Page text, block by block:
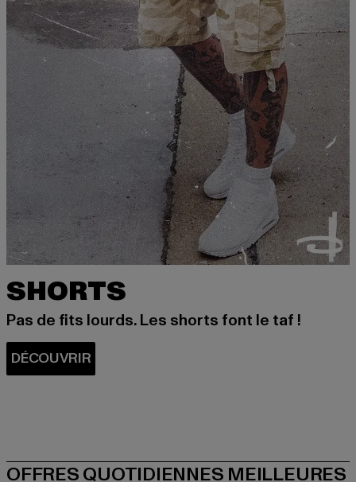
SHORTS
Pas de fits lourds. Les shorts font le taf !
OFFRES QUOTIDIENNES MEILLEURES